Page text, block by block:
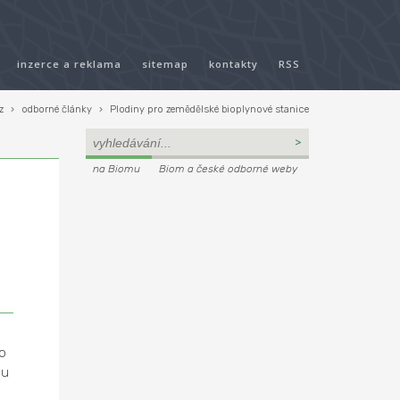
inzerce a reklama sitemap kontakty RSS
› odborné články › Plodiny pro zemědělské bioplynové stanice
na Biomu Biom a české odborné weby